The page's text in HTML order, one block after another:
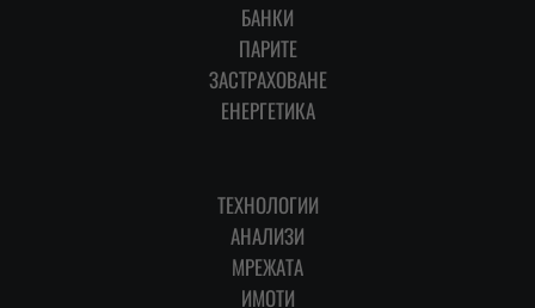
БАНКИ
ПАРИТЕ
ЗАСТРАХОВАНЕ
ЕНЕРГЕТИКА
ТЕХНОЛОГИИ
АНАЛИЗИ
МРЕЖАТА
ИМОТИ